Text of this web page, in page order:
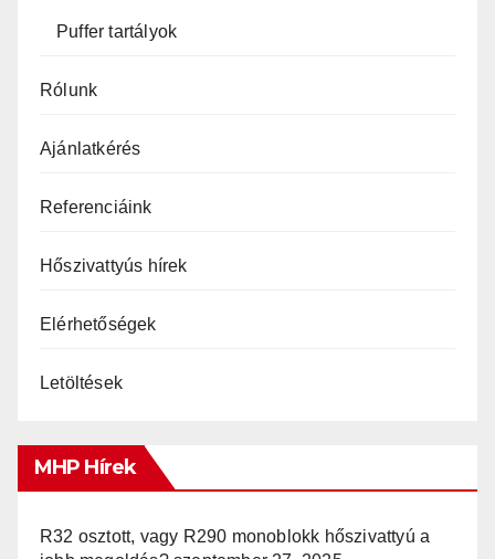
Puffer tartályok
Rólunk
Ajánlatkérés
Referenciáink
Hőszivattyús hírek
Elérhetőségek
Letöltések
MHP Hírek
R32 osztott, vagy R290 monoblokk hőszivattyú a